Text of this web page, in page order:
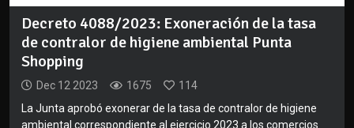
Decreto 4088/2023: Exoneración de la tasa
de contralor de higiene ambiental Punta
Shopping
Dec 12 2023 1675
114
La Junta aprobó exonerar de la tasa de contralor de higiene
ambiental correspondiente al ejercicio 2023 a los comercios